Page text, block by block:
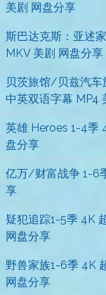
美剧 网盘分享
斯巴达克斯：亚述
MKV 美剧 网盘分享
贝茨旅馆/贝兹汽
中英双语字幕 MP4
英雄 Heroes 1-4季
盘分享
亿万/财富战争 1-6
享
疑犯追踪1-5季 4K
网盘分享
野兽家族1-6季 4K
网盘分享